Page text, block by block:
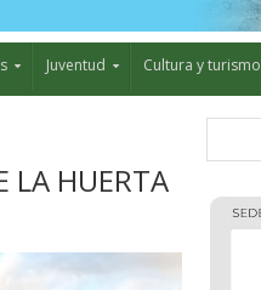
Juventud Cultura y turismo
LA HUERTA